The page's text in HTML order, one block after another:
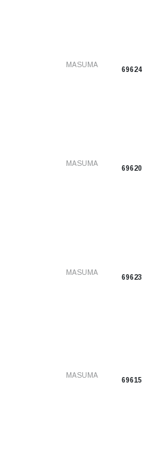
MASUMA
69624
MASUMA
69620
MASUMA
69623
MASUMA
69615